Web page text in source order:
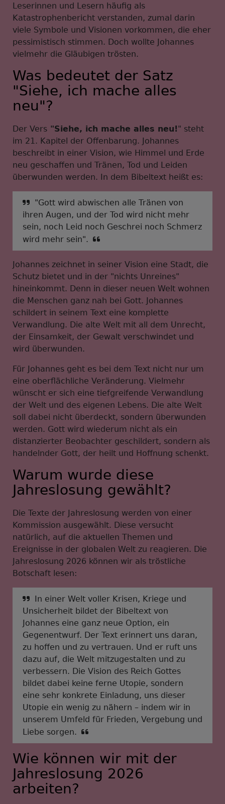
Leserinnen und Lesern häufig als
Katastrophenbericht verstanden, zumal darin
viele Symbole und Visionen vorkommen, die eher
pessimistisch stimmen. Doch wollte Johannes
vielmehr die Gläubigen trösten.
Was bedeutet der Satz
"Siehe, ich mache alles
neu"?
Der Vers "Siehe, ich mache alles neu!" steht
im 21. Kapitel der Offenbarung. Johannes
beschreibt in einer Vision, wie Himmel und Erde
neu geschaffen und Tränen, Tod und Leiden
überwunden werden. In dem Bibeltext heißt es:
"Gott wird abwischen alle Tränen von
ihren Augen, und der Tod wird nicht mehr
sein, noch Leid noch Geschrei noch Schmerz
wird mehr sein".
Johannes zeichnet in seiner Vision eine Stadt, die
Schutz bietet und in der "nichts Unreines"
hineinkommt. Denn in dieser neuen Welt wohnen
die Menschen ganz nah bei Gott. Johannes
schildert in seinem Text eine komplette
Verwandlung. Die alte Welt mit all dem Unrecht,
der Einsamkeit, der Gewalt verschwindet und
wird überwunden.
Für Johannes geht es bei dem Text nicht nur um
eine oberflächliche Veränderung. Vielmehr
wünscht er sich eine tiefgreifende Verwandlung
der Welt und des eigenen Lebens. Die alte Welt
soll dabei nicht überdeckt, sondern überwunden
werden. Gott wird wiederum nicht als ein
distanzierter Beobachter geschildert, sondern als
handelnder Gott, der heilt und Hoffnung schenkt.
Warum wurde diese
Jahreslosung gewählt?
Die Texte der Jahreslosung werden von einer
Kommission ausgewählt. Diese versucht
natürlich, auf die aktuellen Themen und
Ereignisse in der globalen Welt zu reagieren. Die
Jahreslosung 2026 können wir als tröstliche
Botschaft lesen:
In einer Welt voller Krisen, Kriege und
Unsicherheit bildet der Bibeltext von
Johannes eine ganz neue Option, ein
Gegenentwurf. Der Text erinnert uns daran,
zu hoffen und zu vertrauen. Und er ruft uns
dazu auf, die Welt mitzugestalten und zu
verbessern. Die Vision des Reich Gottes
bildet dabei keine ferne Utopie, sondern
eine sehr konkrete Einladung, uns dieser
Utopie ein wenig zu nähern – indem wir in
unserem Umfeld für Frieden, Vergebung und
Liebe sorgen.
Wie können wir mit der
Jahreslosung 2026
arbeiten?